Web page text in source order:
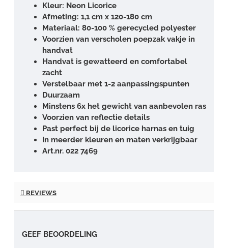
Kleur: Neon Licorice
Afmeting: 1,1 cm x 120-180 cm
Materiaal: 80-100 % gerecycled polyester
Voorzien van verscholen poepzak vakje in
handvat
Handvat is gewatteerd en comfortabel
zacht
Verstelbaar met 1-2 aanpassingspunten
Duurzaam
Minstens 6x het gewicht van aanbevolen ras
Voorzien van reflectie details
Past perfect bij de licorice harnas en tuig
In meerder kleuren en maten verkrijgbaar
Art.nr. 022 7469
REVIEWS
GEEF BEOORDELING